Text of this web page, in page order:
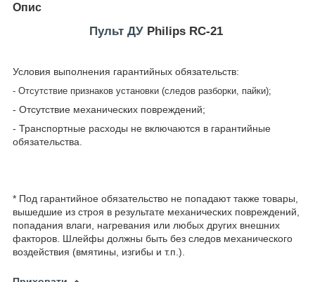
Опис
Пульт ДУPhilips RC-21
Условия выполнения гарантийных обязательств:
- Отсутствие признаков установки (следов разборки, пайки);
- Отсутствие механических повреждений;
- Транспортные расходы не включаются в гарантийные
обязательства.
* Под гарантийное обязательство не попадают также товары,
вышедшие из строя в результате механических повреждений,
попадания влаги, нагревания или любых других внешних
факторов. Шлейфы должны быть без следов механического
воздействия (вмятины, изгибы и т.п.).